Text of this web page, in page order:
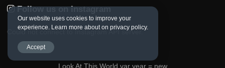
Follow us on instagram
Could not connect to Instagram API server.
Look At This World var year = new
Our website uses cookies to improve your
experience. Learn more about on privacy policy.
Accept